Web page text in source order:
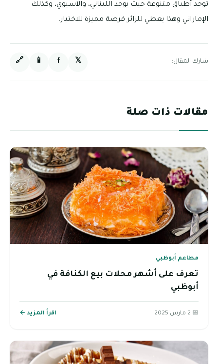
توجد أطباق متنوعة حيث يوجد اللبناني، والآسيوي، وكذلك
الإماراتي وهذا يعطي للزائر فرصة مميزة للاختيار.
شارك المقال: 𝕏
f
📱
🔗
مقالات ذات صلة
مطاعم أبوظبي
تعرف على أشهر محلات بيع الكنافة في
أبوظبي
📅 2 مارس 2025 اقرأ المزيد ←